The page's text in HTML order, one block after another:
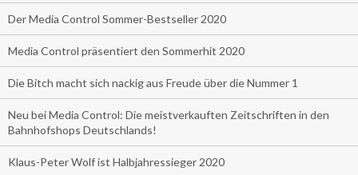
Der Media Control Sommer-Bestseller 2020
Media Control präsentiert den Sommerhit 2020
Die Bitch macht sich nackig aus Freude über die Nummer 1
Neu bei Media Control: Die meistverkauften Zeitschriften in den
Bahnhofshops Deutschlands!
Klaus-Peter Wolf ist Halbjahressieger 2020